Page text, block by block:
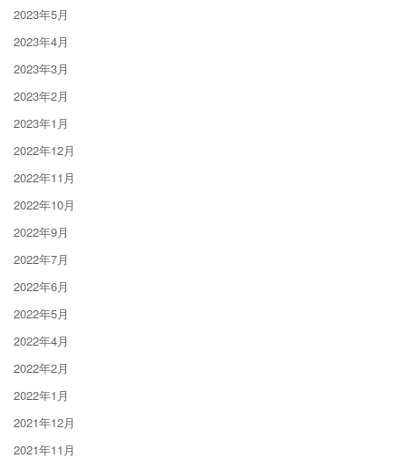
2023年5月
2023年4月
2023年3月
2023年2月
2023年1月
2022年12月
2022年11月
2022年10月
2022年9月
2022年7月
2022年6月
2022年5月
2022年4月
2022年2月
2022年1月
2021年12月
2021年11月